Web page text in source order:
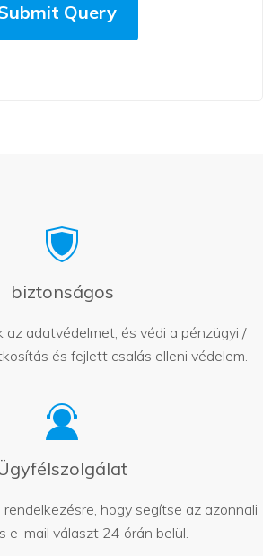
Query
biztonságos
adatvédelmet, és védi a pénzügyi /
és fejlett csalás elleni védelem.
hogy segítse az azonnali
e-mail választ 24 órán belül.